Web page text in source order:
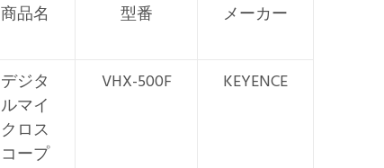
商品名 型番 メーカー
デジタ
ルマイ
クロス
コープ
VHX-500F KEYENCE